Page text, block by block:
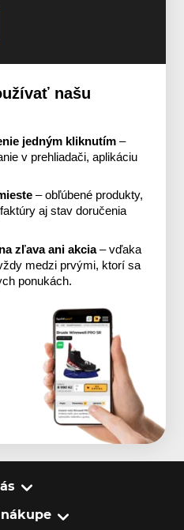
našu
jedným kliknutím –
v prehliadači, aplikáciu
– obľúbené produkty,
aj stav doručenia
zľava ani akcia– vďaka
medzi prvými, ktorí sa
ponukách.